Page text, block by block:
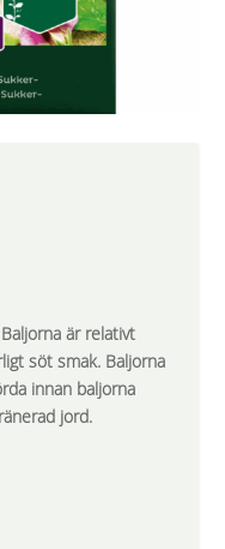
är relativt
söt smak. Baljorna
innan baljorna
jord.